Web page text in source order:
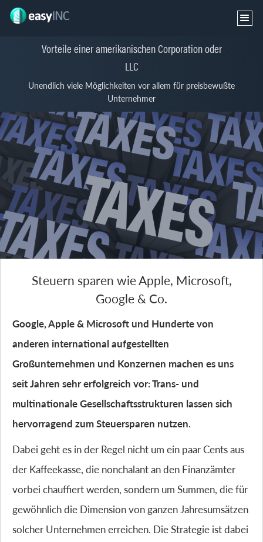
Vorteile einer amerikanischen Corporation oder
LLC
Unendlich viele Möglichkeiten vor allem für preisbewußte
Unternehmer
Steuern sparen wie Apple, Microsoft,
Google & Co.
Google, Apple & Microsoft und Hunderte von
anderen international aufgestellten
Großunternehmen und Konzernen machen es uns
seit Jahren sehr erfolgreich vor: Trans- und
multinationale Gesellschaftsstrukturen lassen sich
hervorragend zum Steuersparen nutzen.
Dabei geht es in der Regel nicht um ein paar Cents aus
der Kaffeekasse, die nonchalant an den Finanzämter
vorbei chauffiert werden, sondern um Summen, die für
gewöhnlich die Dimension von ganzen Jahresumsätzen
solcher Unternehmen erreichen. Die Strategie ist dabei